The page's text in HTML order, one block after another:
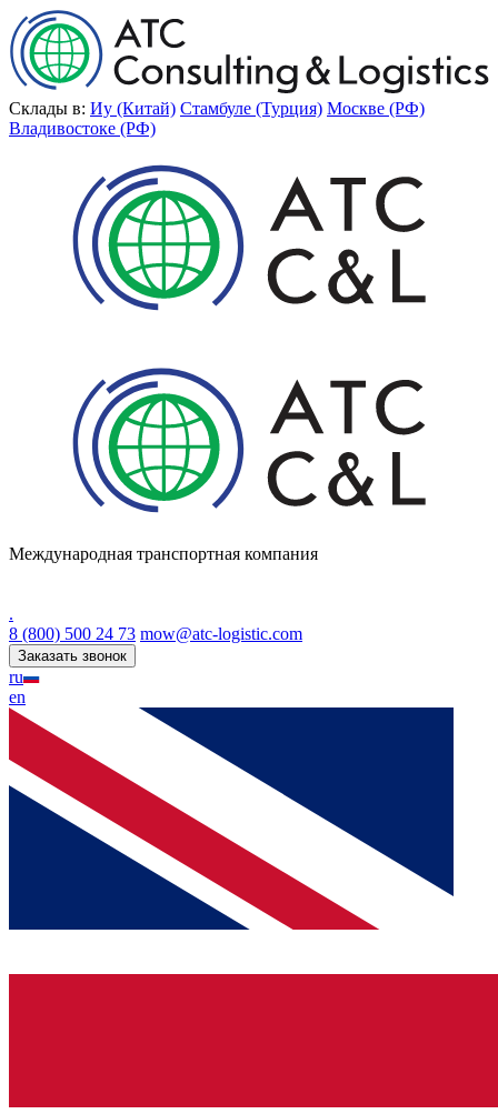
Склады в: Иу (Китай) Стамбуле (Турция) Москве (РФ)
Владивостоке (РФ)
Международная транспортная компания
.
8 (800) 500 24 73 mow@atc-logistic.com
Заказать звонок
ru
en